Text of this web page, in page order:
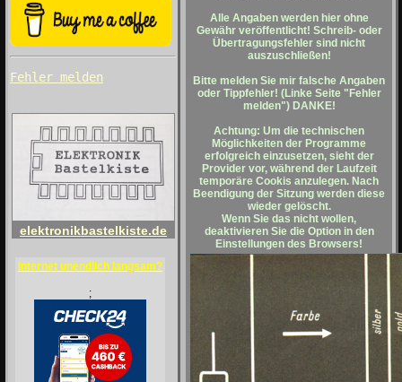
Fehler melden
elektronikbastelkiste.de
Internet unendlich langsam?
;
Alle Angaben werden hier ohne
Gewähr veröffentlicht! Schreib- oder
Übertragungsfehler sind nicht
auszuschließen!
Bitte melden Sie mir falsche Angaben
oder Tippfehler! (Linke Seite "Fehler
melden") DANKE!
Achtung: Um die technischen
Möglichkeiten der Programme
erfolgreich einzusetzen, sieht der
Provider vor, während der Laufzeit
temporäre Cookis anzulegen. Nach
Beendigung der Sitzung werden diese
wieder gelöscht.
Wenn Sie das nicht wollen,
deaktivieren Sie die Option in den
Einstellungen des Browsers!